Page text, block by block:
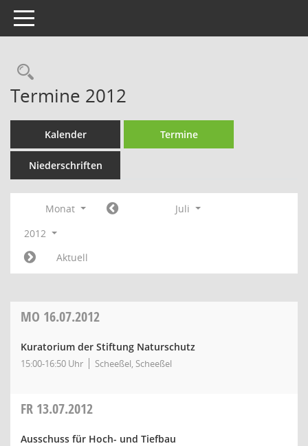
Toggle navigation
Rechercheauswahl
Termine 2012
Kalender Termine
Niederschriften
Monat
Juli
2012
Aktuell
MO 16.07.2012
Kuratorium der Stiftung Naturschutz
15:00-16:50 Uhr Scheeßel, Scheeßel
FR 13.07.2012
Ausschuss für Hoch- und Tiefbau